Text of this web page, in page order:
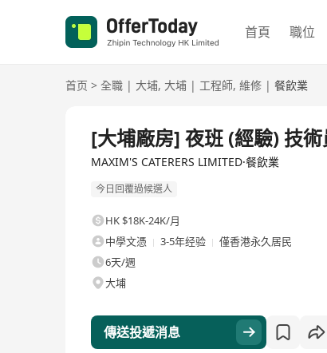
首頁 職位
首页 > 全職 | 大埔, 大埔 | 工程師, 維修 | 餐飲業
[大埔廠房] 夜班 (經驗) 技
MAXIM'S CATERERS LIMITED·餐飲業
今日回覆過候選人
HK $18K-24K/月
中學文憑
3-5年经验
僅香港永久居民
6天/週
大埔
傳送投遞消息